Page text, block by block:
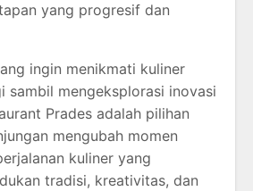
yang progresif dan
ingin menikmati kuliner
sambil mengeksplorasi inovasi
Prades adalah pilihan
mengubah momen
kuliner yang
tradisi, kreativitas, dan